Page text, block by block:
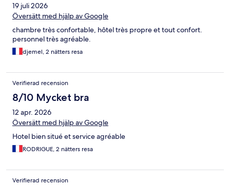
19 juli 2026
Översätt med hjälp av Google
chambre très confortable, hôtel très propre et tout confort.
personnel très agréable.
djemel, 2 nätters resa
Verifierad recension
8/10 Mycket bra
12 apr. 2026
Översätt med hjälp av Google
Hotel bien situé et service agréable
RODRIGUE, 2 nätters resa
Verifierad recension